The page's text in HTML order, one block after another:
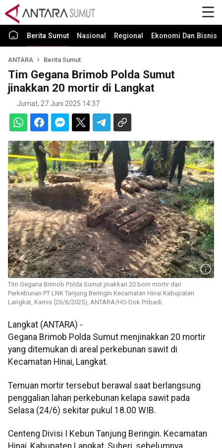
Berita Sumut Nasional Regional Ekonomi Dan Bisnis
ANTARA Berita Sumut
Tim Gegana Brimob Polda Sumut
jinakkan 20 mortir di Langkat
Jumat, 27 Juni 2025 14:37
Tim Gegana Brimob Polda Sumut jinakkan 20 bom mortir dari
Perkebunan PT LNK Tanjung Beringin Kecamatan Hinai Kabupaten
Langkat, Kamis (26/6/2025), ANTARA/HO-Dok Pribadi.
Langkat (ANTARA) -
Gegana Brimob Polda Sumut menjinakkan 20 mortir
yang ditemukan di areal perkebunan sawit di
Kecamatan Hinai, Langkat.
Temuan mortir tersebut berawal saat berlangsung
penggalian lahan perkebunan kelapa sawit pada
Selasa (24/6) sekitar pukul 18.00 WIB.
Centeng Divisi I Kebun Tanjung Beringin. Kecamatan
Hinai, Kabupaten Langkat, Suheri, sebelumnya